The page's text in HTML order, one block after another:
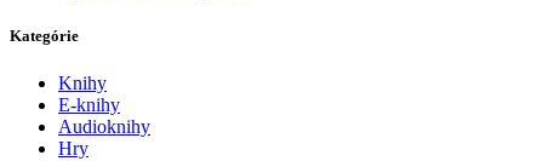
Kategórie
Knihy
E-knihy
Audioknihy
Hry